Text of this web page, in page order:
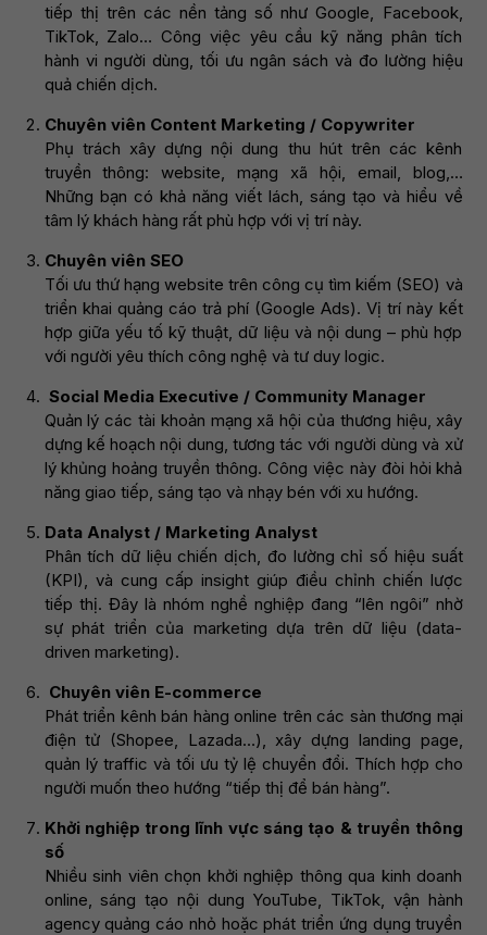
tiếp thị trên các nền tảng số như Google, Facebook,
TikTok, Zalo… Công việc yêu cầu kỹ năng phân tích
hành vi người dùng, tối ưu ngân sách và đo lường hiệu
quả chiến dịch.
Chuyên viên Content Marketing / Copywriter
Phụ trách xây dựng nội dung thu hút trên các kênh
truyền thông: website, mạng xã hội, email, blog,…
Những bạn có khả năng viết lách, sáng tạo và hiểu về
tâm lý khách hàng rất phù hợp với vị trí này.
Chuyên viên SEO
Tối ưu thứ hạng website trên công cụ tìm kiếm (SEO) và
triển khai quảng cáo trả phí (Google Ads). Vị trí này kết
hợp giữa yếu tố kỹ thuật, dữ liệu và nội dung – phù hợp
với người yêu thích công nghệ và tư duy logic.
Social Media Executive / Community Manager
Quản lý các tài khoản mạng xã hội của thương hiệu, xây
dựng kế hoạch nội dung, tương tác với người dùng và xử
lý khủng hoảng truyền thông. Công việc này đòi hỏi khả
năng giao tiếp, sáng tạo và nhạy bén với xu hướng.
Data Analyst / Marketing Analyst
Phân tích dữ liệu chiến dịch, đo lường chỉ số hiệu suất
(KPI), và cung cấp insight giúp điều chỉnh chiến lược
tiếp thị. Đây là nhóm nghề nghiệp đang “lên ngôi” nhờ
sự phát triển của marketing dựa trên dữ liệu (data-
driven marketing).
Chuyên viên E-commerce
Phát triển kênh bán hàng online trên các sàn thương mại
điện tử (Shopee, Lazada…), xây dựng landing page,
quản lý traffic và tối ưu tỷ lệ chuyển đổi. Thích hợp cho
người muốn theo hướng “tiếp thị để bán hàng”.
Khởi nghiệp trong lĩnh vực sáng tạo & truyền thông
số
Nhiều sinh viên chọn khởi nghiệp thông qua kinh doanh
online, sáng tạo nội dung YouTube, TikTok, vận hành
agency quảng cáo nhỏ hoặc phát triển ứng dụng truyền